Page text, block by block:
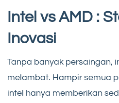
Intel vs AMD :
Inovasi
Tanpa banyak persaingan,
melambat. Hampir semua
intel hanya memberikan